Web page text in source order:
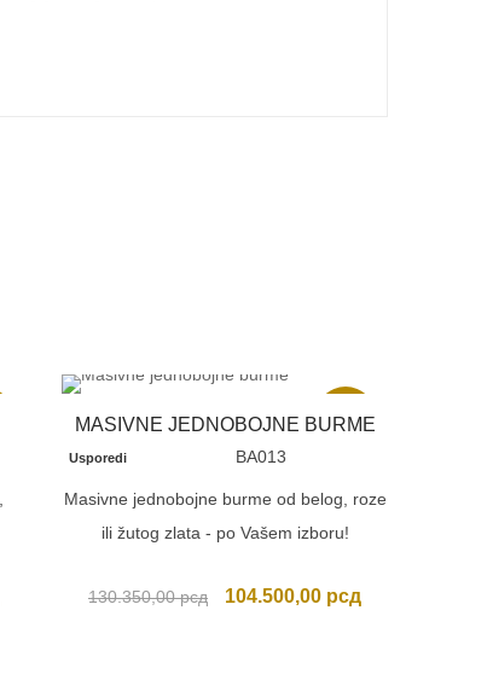
Akcija
MASIVNE JEDNOBOJNE BURME
Usporedi BA013
Masivne jednobojne burme od belog, roze
ili žutog zlata - po Vašem izboru!
130.350,00рсд
Originalna
104.500,00 рсд